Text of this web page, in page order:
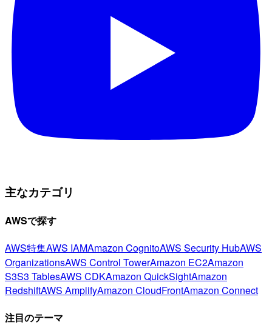
主なカテゴリ
AWSで探す
AWS特集AWS IAMAmazon CognitoAWS Security HubAWS
OrganizationsAWS Control TowerAmazon EC2Amazon
S3S3 TablesAWS CDKAmazon QuickSightAmazon
RedshiftAWS AmplifyAmazon CloudFrontAmazon Connect
注目のテーマ